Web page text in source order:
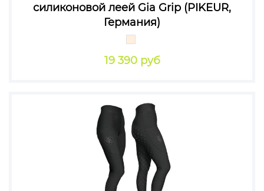
силиконовой леей Gia Grip (PIKEUR,
Германия)
19 390 руб